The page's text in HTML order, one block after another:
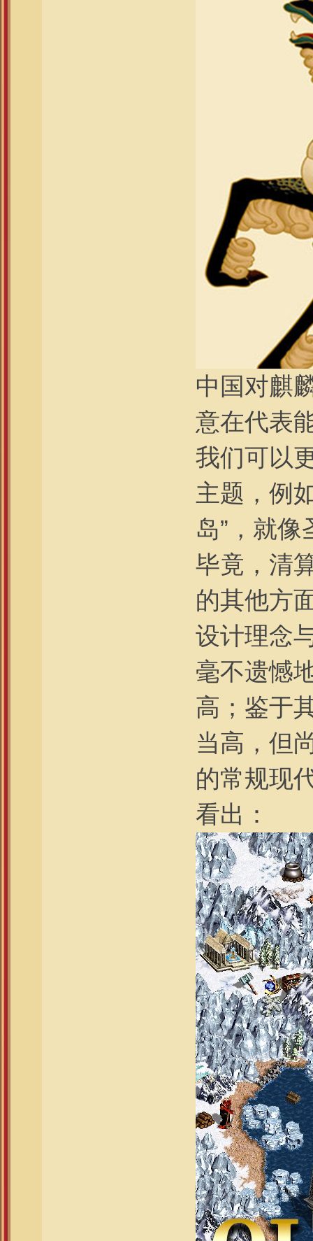
中国对麒
意在代表
我们可以
主题，例
岛”，就
毕竟，清
的其他方
设计理念
毫不遗憾
高；鉴于
当高，但
的常规现
看出：